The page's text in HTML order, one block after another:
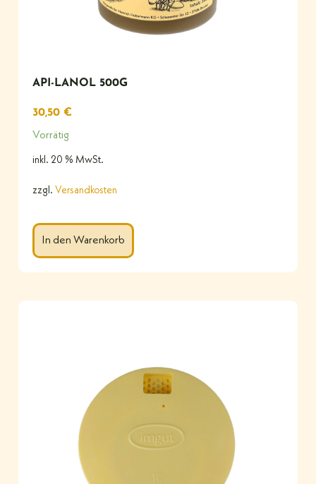
API-LANOL 500G
30,50 €
Vorrätig
inkl. 20 % MwSt.
zzgl. Versandkosten
In den Warenkorb